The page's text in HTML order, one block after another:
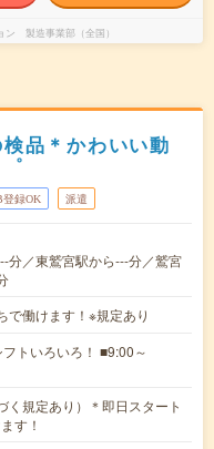
ン 製造事業部（全国）
品＊かわいい動
登録OK 派遣
分／東鷲宮駅から---分／鷲宮
働けます！※規定あり
トいろいろ！ ■9:00～
く規定あり）＊即日スタート
す！